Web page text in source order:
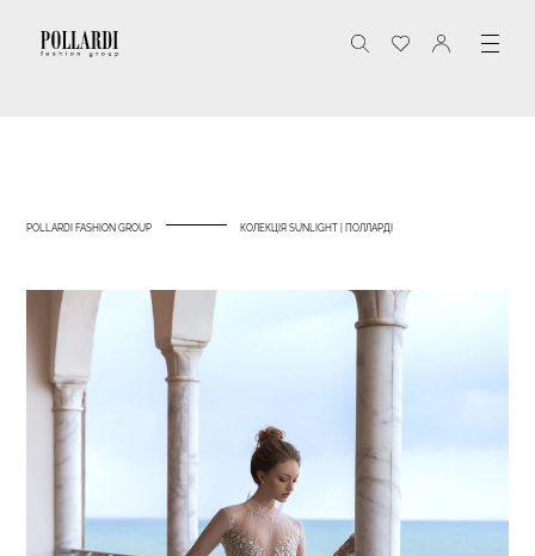
POLLARDI FASHION GROUP КОЛЕКЦІЯ SUNLIGHT | ПОЛЛАРДІ